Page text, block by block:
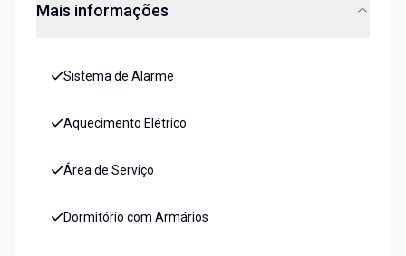
Mais informações
Sistema de Alarme
Aquecimento Elétrico
Área de Serviço
Dormitório com Armários